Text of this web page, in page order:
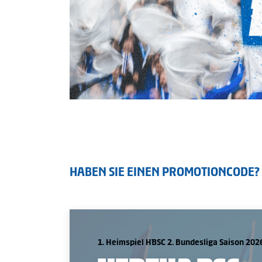
HABEN SIE EINEN PROMOTIONCODE?
1. Heimspiel HBSC 2. Bundesliga Saison